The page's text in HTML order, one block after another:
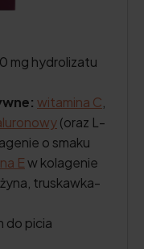
mg hydrolizatu
witamina C
(oraz L-
o smaku
Ew kolagenie
truskawka-
do picia